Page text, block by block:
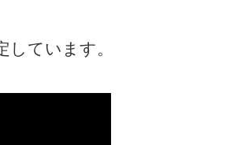
ています。